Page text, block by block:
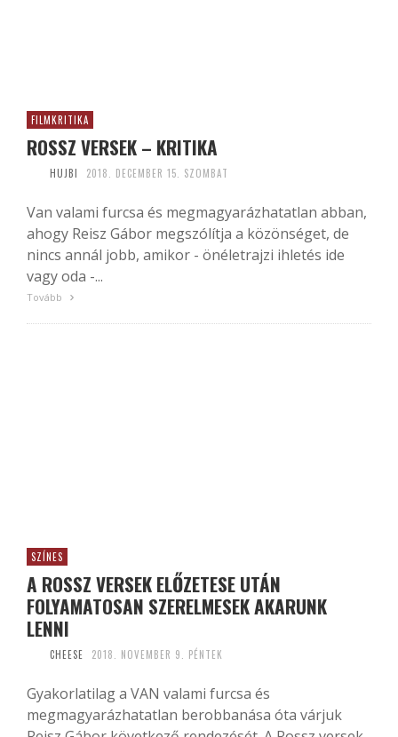
FILMKRITIKA
ROSSZ VERSEK – KRITIKA
HUJBI 2018. DECEMBER 15. SZOMBAT
Van valami furcsa és megmagyarázhatatlan abban,
ahogy Reisz Gábor megszólítja a közönséget, de
nincs annál jobb, amikor - önéletrajzi ihletés ide
vagy oda -...
Tovább
SZÍNES
A ROSSZ VERSEK ELŐZETESE UTÁN
FOLYAMATOSAN SZERELMESEK AKARUNK
LENNI
CHEESE 2018. NOVEMBER 9. PÉNTEK
Gyakorlatilag a VAN valami furcsa és
megmagyarázhatatlan berobbanása óta várjuk